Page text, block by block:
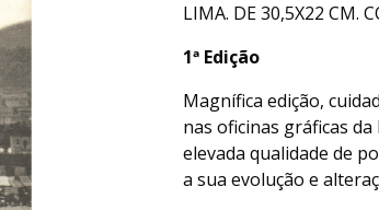
LIMA. DE 30,5X22 CM.
1ª Edição
Magnífica edição,
nas oficinas gráficas
elevada qualidade de
a sua evolução e